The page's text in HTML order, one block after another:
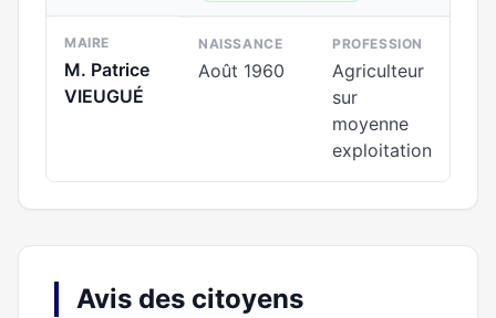
MAIRE
M. Patrice
VIEUGUÉ
NAISSANCE
Août 1960
PROFESSION
Agriculteur
sur
moyenne
exploitation
Avis des citoyens